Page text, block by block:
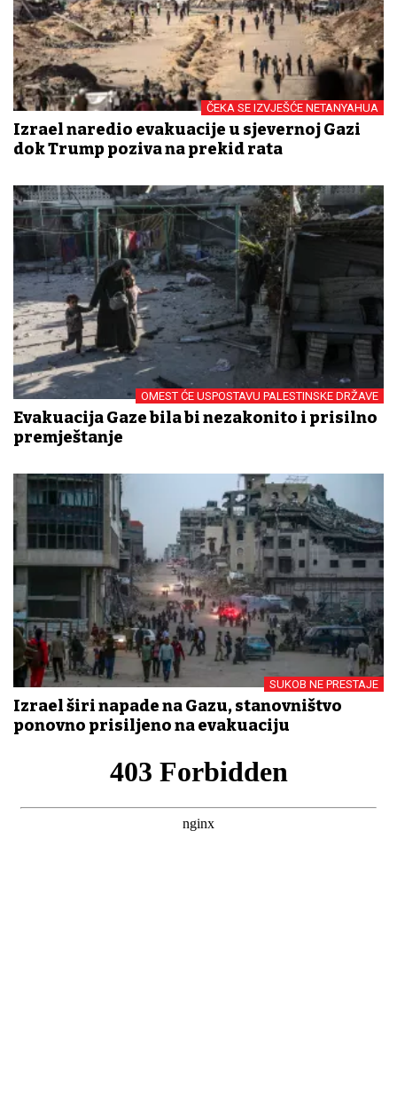
ČEKA SE IZVJEŠĆE NETANYAHUA
Izrael naredio evakuacije u sjevernoj Gazi
dok Trump poziva na prekid rata
OMEST ĆE USPOSTAVU PALESTINSKE DRŽAVE
Evakuacija Gaze bila bi nezakonito i prisilno
premještanje
SUKOB NE PRESTAJE
Izrael širi napade na Gazu, stanovništvo
ponovno prisiljeno na evakuaciju